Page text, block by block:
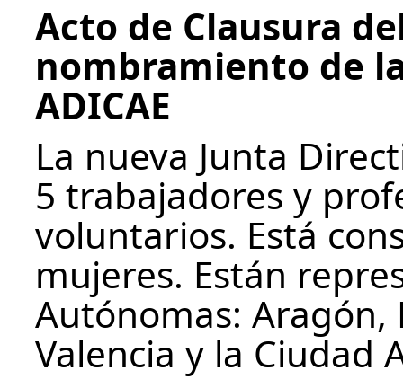
Acto de Clausura
nombramiento de
ADICAE
La nueva Junta
5 trabajadores y
voluntarios. Está
mujeres. Están
Autónomas: Aragón,
Valencia y la Ciudad